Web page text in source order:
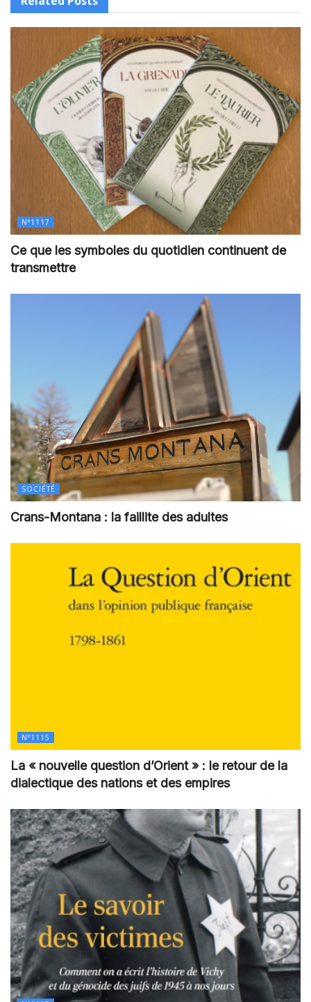
N°1117
Ce que les symboles du quotidien continuent de
transmettre
SOCIÉTÉ
Crans-Montana : la faillite des adultes
N°1115
La « nouvelle question d’Orient » : le retour de la
dialectique des nations et des empires